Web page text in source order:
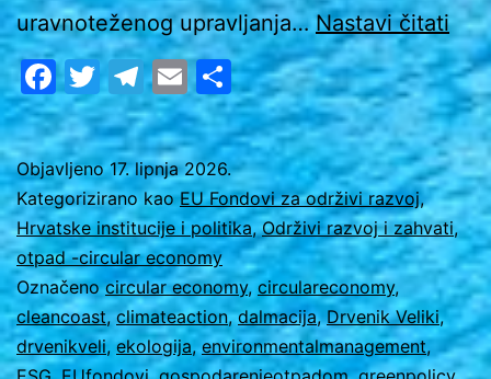
uravnoteženog upravljanja…Nastavi čitati
(ne)
Veli
koji
ne
Facebook
Twitter
Telegram
EmailShare
Objavljeno17. lipnja 2026.
Kategorizirano kaoEU Fondovi za održivi razvoj,
Hrvatske institucije i politika,Održivi razvoj i zahvati,
otpad -circular economy
Označenocircular economy, circulareconomy,
cleancoast,climateaction,dalmacija,Drvenik Veliki,
drvenikveli,ekologija, environmentalmanagement,